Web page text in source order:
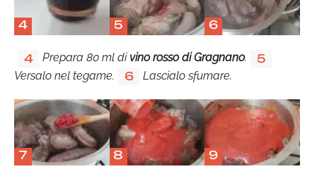
4 5 6
4 Prepara 80 ml di vino rosso di Gragnano. 5
Versalo nel tegame. 6 Lascialo sfumare.
7 8 9